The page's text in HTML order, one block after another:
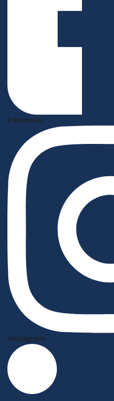
Facebook
Instagram